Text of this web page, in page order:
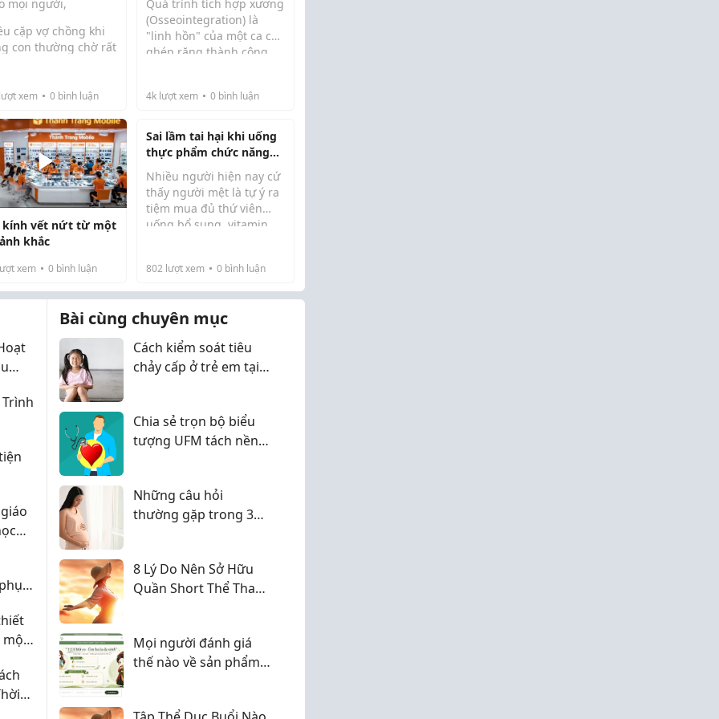
mọi người,
cặp vợ chồng khi
con thường chờ rất
mong con sớm lại
sinh sản của cả
dễ chủ động...
lượt xem 0 bình luận
Quá trình tích hợp xương
(Osseointegration) là
"linh hồn" của một ca cấy
ghép răng thành công.
tiếp vào bề mặt kim loại
thành m...
4klượt xem 0bình luận
kính vết nứt từ một
khắc
xem 0 bình luận
Sai lầm tai hại khi uống
thực phẩm chức năng
khiến tiền mất tật
mang!
Nhiều người hiện nay cứ
thấy người mệt là tự ý ra
tiệm mua đủ thứ viên
uống bổ sung, vitamin,
dùng sai cách rất hại
gan, thận.
802 lượt xem 0bình luận
một
Bài cùng chuyên mục
Cách kiểm soát tiêu
chảy cấp ở trẻ em tại
Chia sẻ trọn bộ biểu
tượng UFM tách nền
Những câu hỏi
thường gặp trong 3
8 Lý Do Nên Sở Hữu
Quần Short Thể Thao
Mọi người đánh giá
thế nào về sản phẩm